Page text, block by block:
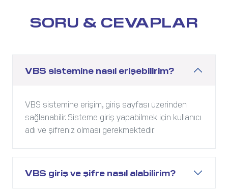
SORU & CEVAPLAR
VBS sistemine nasıl erişebilirim?
VBS sistemine erişim, giriş sayfası üzerinden
sağlanabilir. Sisteme giriş yapabilmek için kullanıcı
adı ve şifreniz olması gerekmektedir.
VBS giriş ve şifre nasıl alabilirim?